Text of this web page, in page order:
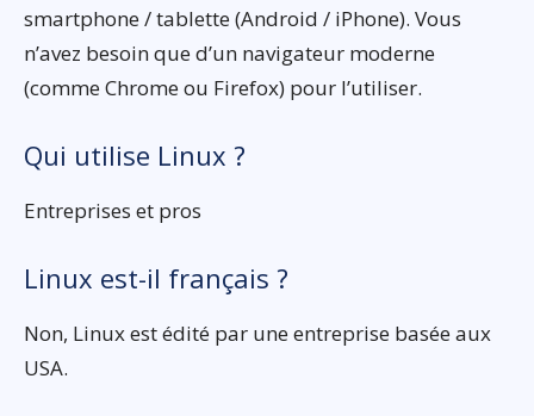
smartphone / tablette (Android / iPhone). Vous
n’avez besoin que d’un navigateur moderne
(comme Chrome ou Firefox) pour l’utiliser.
Qui utilise Linux ?
Entreprises et pros
Linux est-il français ?
Non, Linux est édité par une entreprise basée aux
USA.